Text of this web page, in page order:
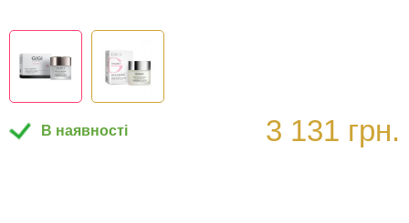
В наявності 3 131 грн.